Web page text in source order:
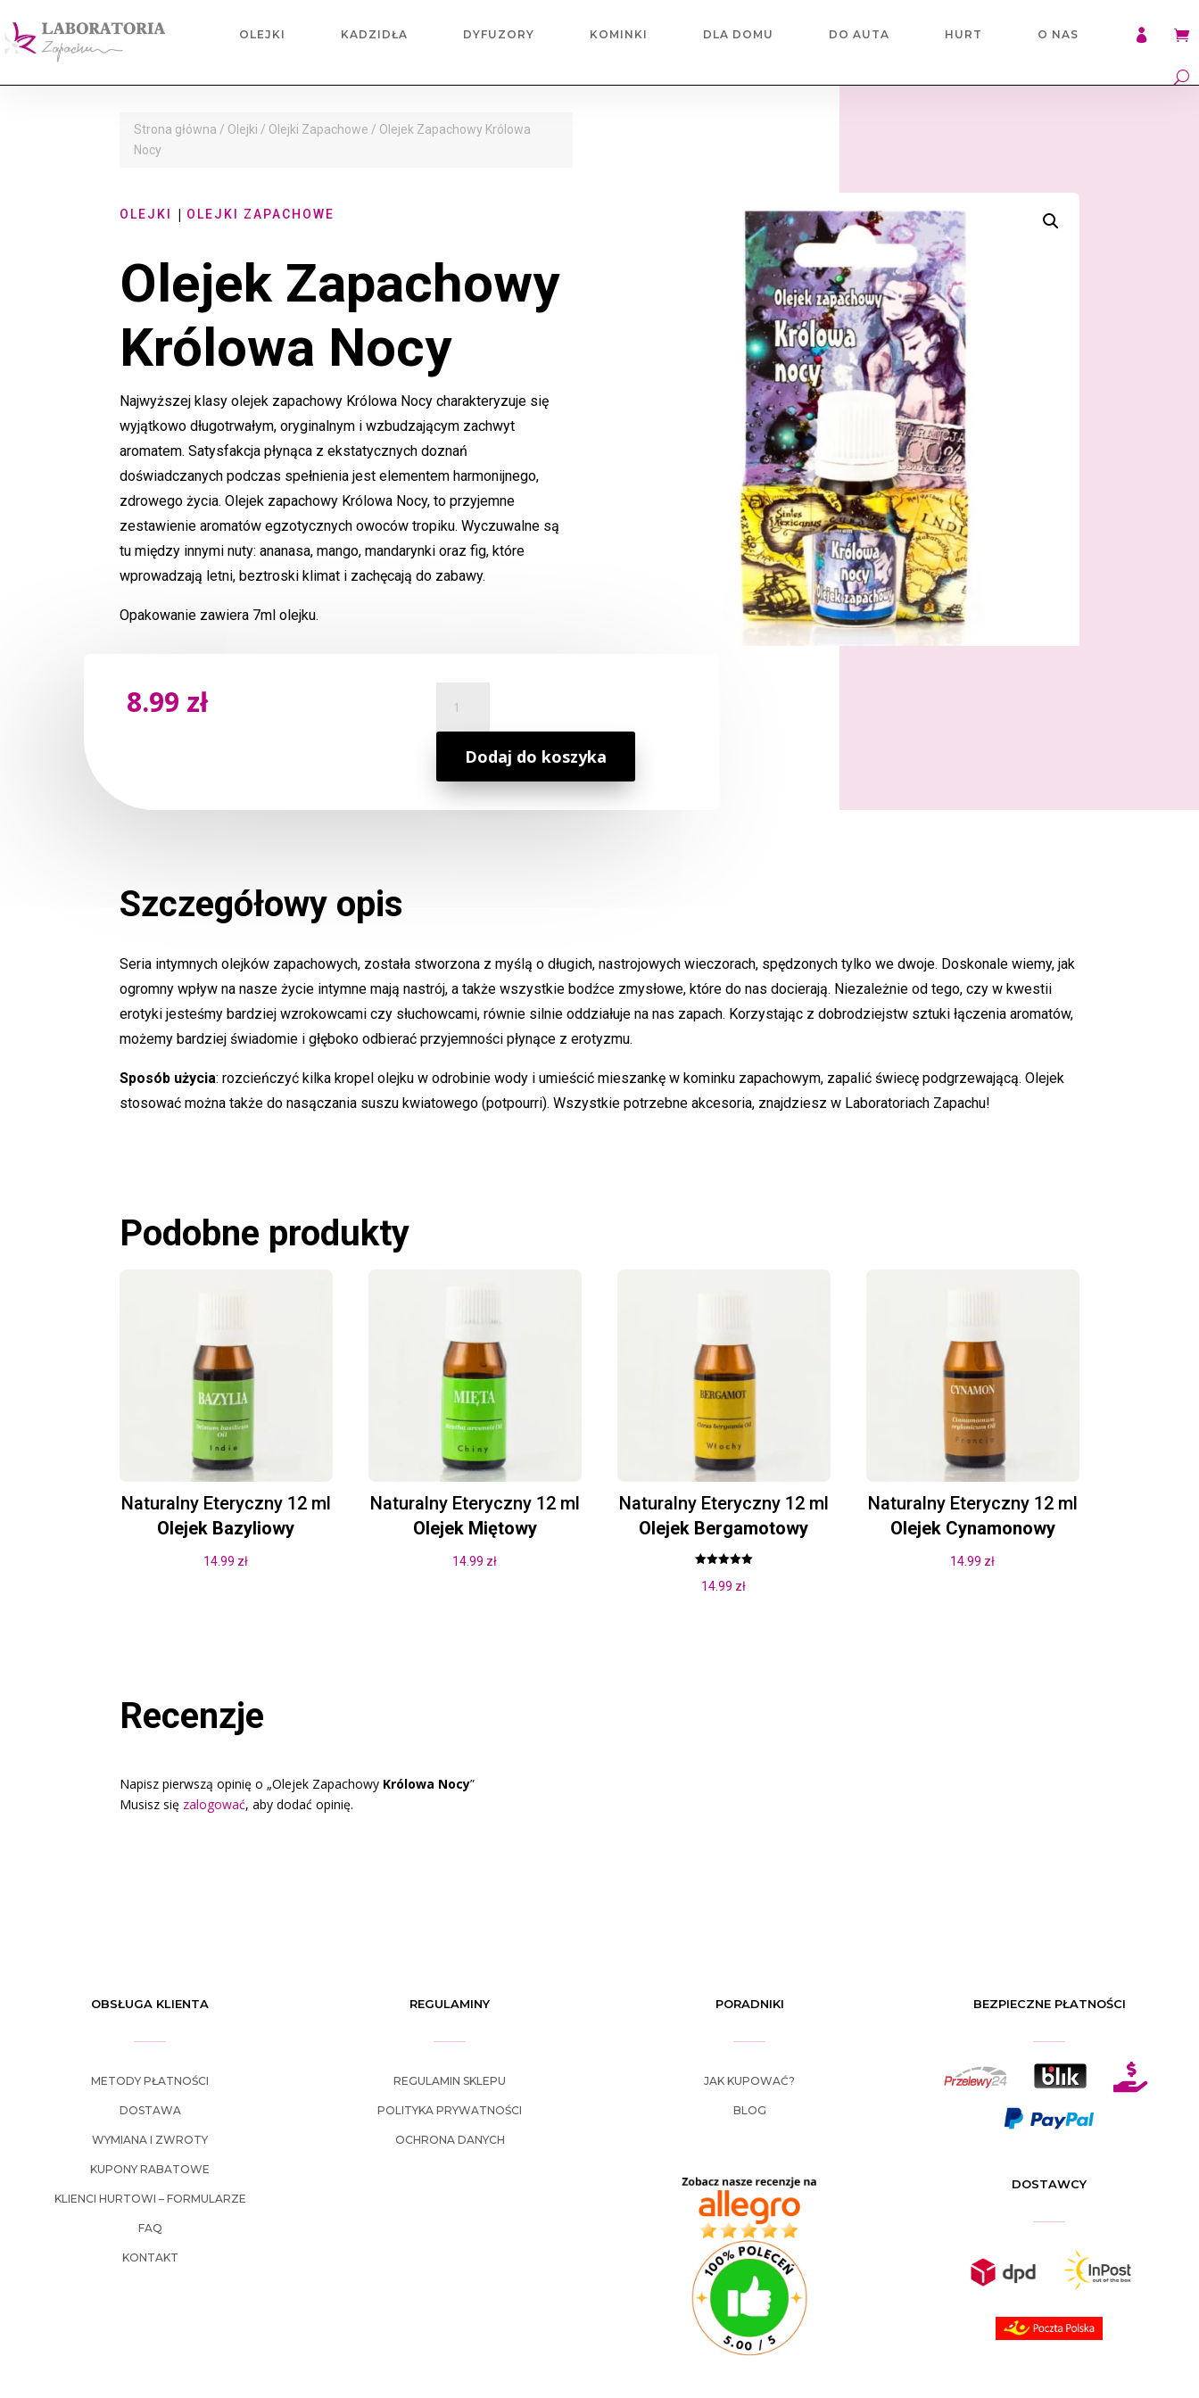
OLEJKI KADZIDŁA DYFUZORY KOMINKI DLA DOMU DO AUTA HURT O NAS 
Strona główna / Olejki / Olejki Zapachowe / Olejek Zapachowy Królowa
Nocy
OLEJKI | OLEJKI ZAPACHOWE
Olejek Zapachowy
Królowa Nocy
Najwyższej klasy olejek zapachowy Królowa Nocy charakteryzuje się
wyjątkowo długotrwałym, oryginalnym i wzbudzającym zachwyt
aromatem. Satysfakcja płynąca z ekstatycznych doznań
doświadczanych podczas spełnienia jest elementem harmonijnego,
zdrowego życia. Olejek zapachowy Królowa Nocy, to przyjemne
zestawienie aromatów egzotycznych owoców tropiku. Wyczuwalne są
tu między innymi nuty: ananasa, mango, mandarynki oraz fig, które
wprowadzają letni, beztroski klimat i zachęcają do zabawy.
Opakowanie zawiera 7ml olejku.
8.99 zł
Olejek
Zapachowy
KrólowaDodaj do koszyka
Szczegółowy opis
Seria intymnych olejków zapachowych, została stworzona z myślą o długich, nastrojowych wieczorach, spędzonych tylko we dwoje. Doskonale wiemy, jak
ogromny wpływ na nasze życie intymne mają nastrój, a także wszystkie bodźce zmysłowe, które do nas docierają. Niezależnie od tego, czy w kwestii
erotyki jesteśmy bardziej wzrokowcami czy słuchowcami, równie silnie oddziałuje na nas zapach. Korzystając z dobrodziejstw sztuki łączenia aromatów,
możemy bardziej świadomie i głęboko odbierać przyjemności płynące z erotyzmu.
Sposób użycia: rozcieńczyć kilka kropel olejku w odrobinie wody i umieścić mieszankę w kominku zapachowym, zapalić świecę podgrzewającą. Olejek
stosować można także do nasączania suszu kwiatowego (potpourri). Wszystkie potrzebne akcesoria, znajdziesz w Laboratoriach Zapachu!
Podobne produkty
Naturalny Eteryczny 12 ml
Olejek Bazyliowy
14.99 zł
Naturalny Eteryczny 12 ml
Olejek Miętowy
14.99 zł
Naturalny Eteryczny 12 ml
Olejek Bergamotowy
5.00
14.99 zł
Naturalny Eteryczny 12 ml
Olejek Cynamonowy
14.99 zł
Recenzje
Napisz pierwszą opinię o „Olejek Zapachowy Królowa Nocy”
Musisz się zalogować, aby dodać opinię.
OBSŁUGA KLIENTA
METODY PŁATNOŚCI
DOSTAWA
WYMIANA I ZWROTY
KUPONY RABATOWE
KLIENCI HURTOWI – FORMULARZE
FAQ
KONTAKT
REGULAMINY
REGULAMIN SKLEPU
POLITYKA PRYWATNOŚCI
OCHRONA DANYCH
PORADNIKI
JAK KUPOWAĆ?
BLOG
BEZPIECZNE PŁATNOŚCI

DOSTAWCY